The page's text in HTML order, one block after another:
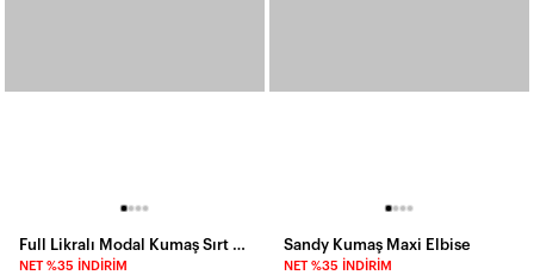
NET %35 İNDIRIM
Sandy Kumaş Maxi Elbise
NET %35 İNDIRIM